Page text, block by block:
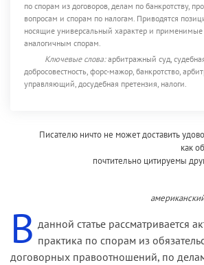
по спорам из договоров, делам по банкротству,
вопросам и спорам по налогам. Приводятся
носящие универсальный характер и применимые
аналогичным спорам.
Ключевые слова:арбитражный суд,
добросовестность, форс-мажор, банкротство,
управляющий, досудебная претензия, налоги.
Писателю ничто не может доставить
как
почтительно цитируемы
В данной статье рассматривается
практика по спорам из
договорных правоотношений, по